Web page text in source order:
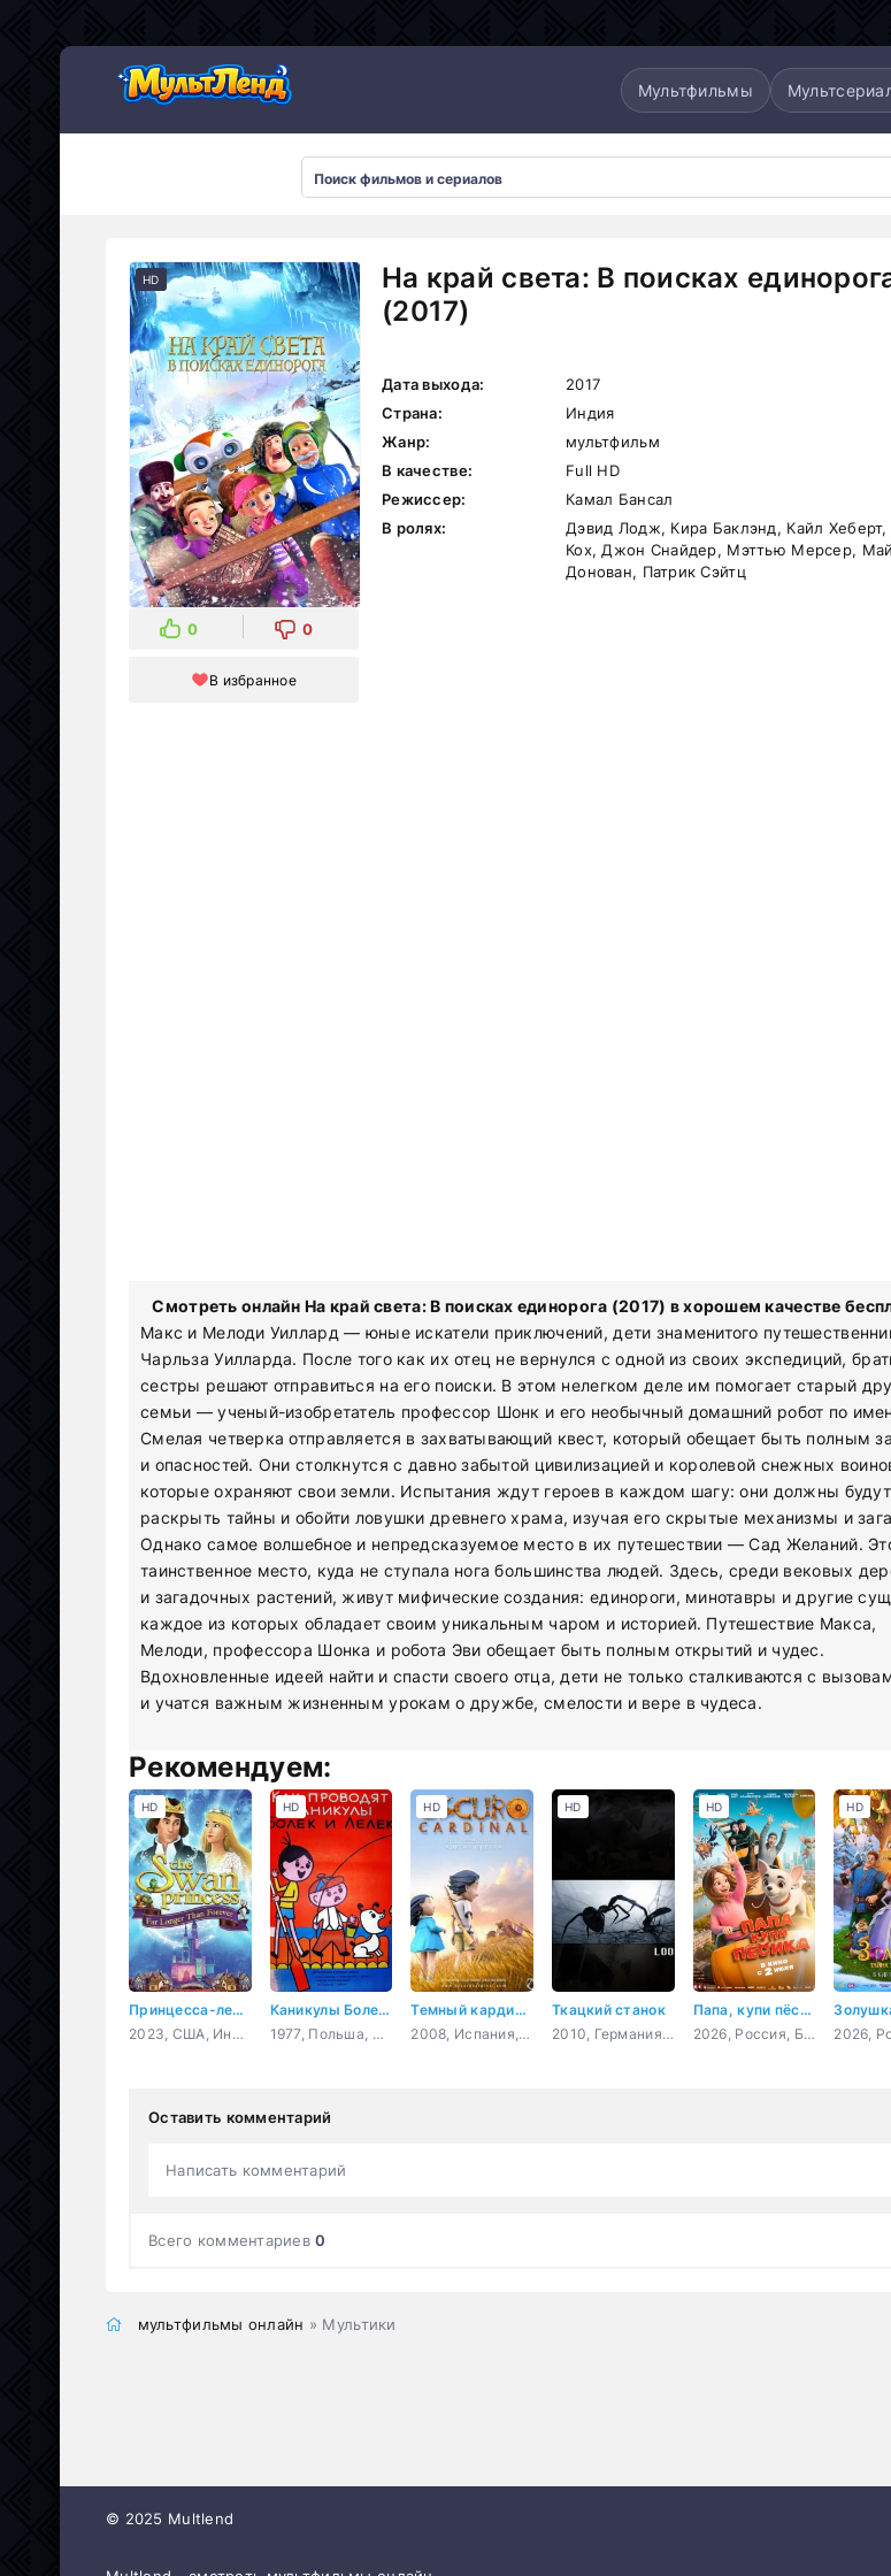
Мультфильмы
На край света: В поисках
(2017)
HD
0 0
В избранное
Дата выхода:
2017
Страна:
Индия
Жанр:
мультфильм
В качестве:
Full HD
Режиссер:
Камал Бансал
В ролях:
Дэвид Лодж, Кира Баклэнд, Кайл
Кох, Джон Снайдер, Мэттью Мерсер,
Донован, Патрик Сэйтц
Смотреть онлайн На край света: В поисках единорога (2017) в хорошем качестве
Макс и Мелоди Уиллард — юные искатели приключений, дети знаменитого
Чарльза Уилларда. После того как их отец не вернулся с одной из своих экспедиций,
сестры решают отправиться на его поиски. В этом нелегком деле им помогает старый
семьи — ученый-изобретатель профессор Шонк и его необычный домашний робот по
Смелая четверка отправляется в захватывающий квест, который обещает быть полным
и опасностей. Они столкнутся с давно забытой цивилизацией и королевой снежных
которые охраняют свои земли. Испытания ждут героев в каждом шагу: они должны будут
раскрыть тайны и обойти ловушки древнего храма, изучая его скрытые механизмы и
Однако самое волшебное и непредсказуемое место в их путешествии — Сад Желаний.
таинственное место, куда не ступала нога большинства людей. Здесь, среди вековых
и загадочных растений, живут мифические создания: единороги, минотавры и другие
каждое из которых обладает своим уникальным чаром и историей. Путешествие Макса,
Мелоди, профессора Шонка и робота Эви обещает быть полным открытий и чудес.
Вдохновленные идеей найти и спасти своего отца, дети не только сталкиваются с
и учатся важным жизненным урокам о дружбе, смелости и вере в чудеса.
Рекомендуем:
Принцесса-лебедь: Дольше, чем вечность
2023, США, Индия, Корея Южная, мультфильм, семейный
HD
Каникулы Болека и Лёлека
1977, Польша, мультфильм
HD
Темный кардинал
2008, Испания, мультфильм, короткометражка
HD
Ткацкий станок
2010, Германия, мультфильм, короткометражка
HD
Папа, купи пёсика
2026, Россия, Беларусь, мультфильм, семейный, приключения
HD HD
Оставить комментарий
Написать комментарий
Всего комментариев0
мультфильмы онлайн » Мультики
© 2025 Multlend